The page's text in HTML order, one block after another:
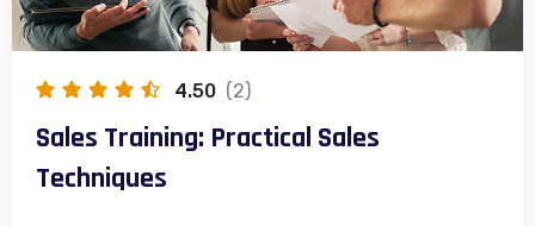
4.50 (2)
Sales Training: Practical Sales
Techniques